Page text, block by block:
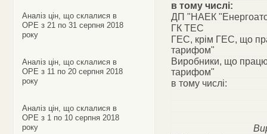
Аналіз цін, що склалися в
ОРЕ з 21 по 31 серпня 2018
року
Аналіз цін, що склалися в
ОРЕ з 11 по 20 серпня 2018
року
Аналіз цін, що склалися в
ОРЕ з 1 по 10 серпня 2018
року
в тому числі:
ДП "НАЕК
ГК ТЕС
ГЕС, крім ГЕС, що
тарифом"
Виробники, що
тарифом"
в тому числі: